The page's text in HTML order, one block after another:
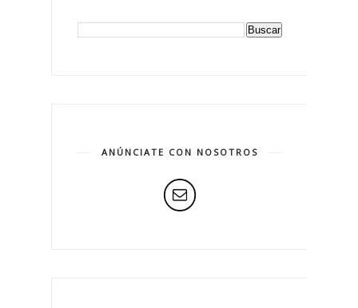
ANÚNCIATE CON NOSOTROS